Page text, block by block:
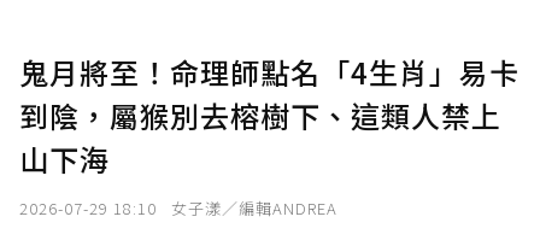
鬼月將至！命理師點名「4生肖」易卡
到陰，屬猴別去榕樹下、這類人禁上
山下海
2026-07-29 18:10 女子漾／編輯ANDREA